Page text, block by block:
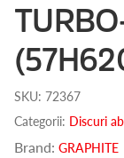
SKU: 72367
Categorii: Discuri
Brand: GRAPHITE